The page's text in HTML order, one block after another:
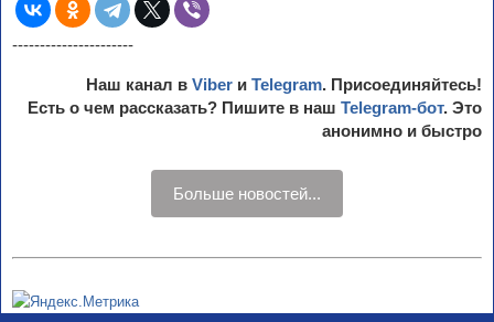
----------------------
Наш канал в Viber и Telegram. Присоединяйтесь!
Есть о чем рассказать? Пишите в наш Telegram-бот. Это
анонимно и быстро
Больше новостей...